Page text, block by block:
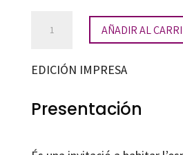
Aprenentatge
en
treballs
AÑADIR AL
EDICIÓN IMPRESA
Presentación